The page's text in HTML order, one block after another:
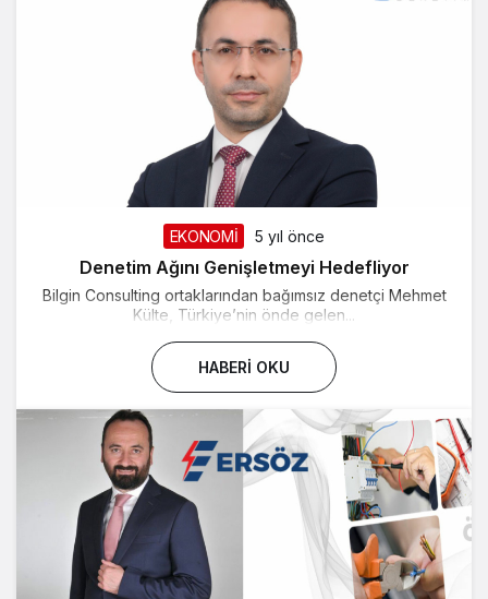
EKONOMİ 5 yıl önce
Denetim Ağını Genişletmeyi Hedefliyor
Bilgin Consulting ortaklarından bağımsız denetçi Mehmet
Külte, Türkiye’nin önde gelen...
HABERI OKU